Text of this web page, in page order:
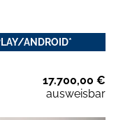
ANDROID*
17.700,00 €
ausweisbar